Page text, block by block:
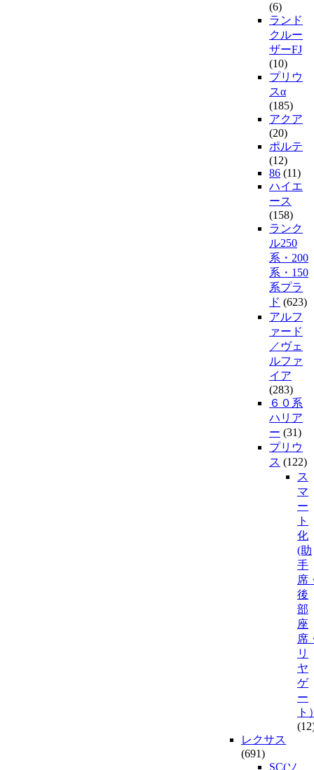
(6)
ランド
クルー
ザーFJ
(10)
プリウ
スα
(185)
アクア
(20)
ポルテ
(12)
86 (11)
ハイエ
ース
(158)
ランク
ル250
系・200
系・150
系プラ
ド (623)
アルフ
ァード
／ヴェ
ルファ
イア
(283)
６０系
ハリア
ー (31)
プリウ
ス (122)
ス
マ
ー
ト
化
(助
手
席
後
部
座
席
リ
ヤ
ゲ
ー
ト
レクサス
(691)
SC(ソ